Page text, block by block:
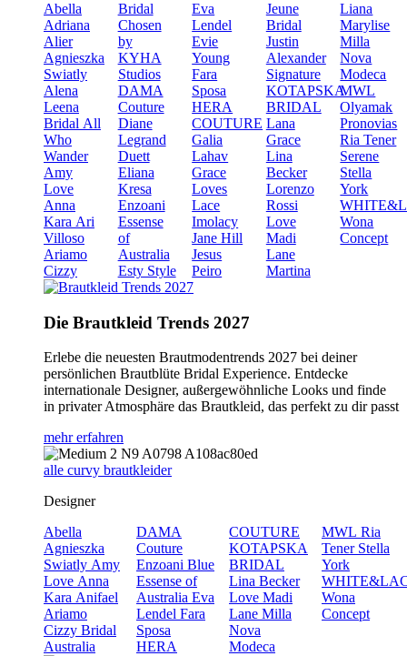
Abella
Adriana
Alier
Agnieszka
Swiatly
Alena
Leena
Bridal All
Who
Wander
Amy
Love
Anna
Kara Ari
Villoso
Ariamo
Cizzy
Bridal
Chosen
by
KYHA
Studios
DAMA
Couture
Diane
Legrand
Duett
Eliana
Kresa
Enzoani
Essense
of
Australia
Esty Style
Eva
Lendel
Evie
Young
Fara
Sposa
HERA
COUTURE
Galia
Lahav
Grace
Loves
Lace
Imolacy
Jane Hill
Jesus
Peiro
Jeune
Bridal
Justin
Alexander
Signature
KOTAPSKA
BRIDAL
Lana
Grace
Lina
Becker
Lorenzo
Rossi
Love
Madi
Lane
Martina
Liana
Marylise
Milla
Nova
Modeca
MWL
Olyamak
Pronovias
Ria Tener
Serene
Stella
York
Wona
Concept
Die Brautkleid Trends 2027
Erlebe die neuesten Brautmodentrends 2027 bei deiner
persönlichen Brautblüte Bridal Experience. Entdecke
internationale Designer, außergewöhnliche Looks und finde
in privater Atmosphäre das Brautkleid, das perfekt zu dir passt
mehr erfahren
alle curvy brautkleider
Designer
Abella
Agnieszka
Swiatly Amy
Love Anna
Kara Anifael
Ariamo
Cizzy Bridal
Australia
DAMA
Couture
Enzoani Blue
Essense of
Australia Eva
Lendel Fara
Sposa
HERA
COUTURE
KOTAPSKA
BRIDAL
Lina Becker
Love Madi
Lane Milla
Nova
Modeca
MWL Ria
Tener Stella
York
Wona
Concept